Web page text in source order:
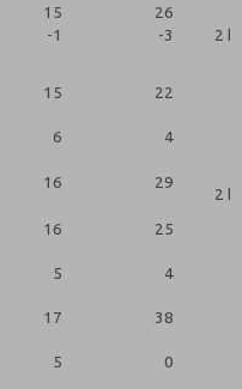
15
-1
26
-3
2
15 22
6 4
16 29
2
16 25
5 4
17 38
5 0